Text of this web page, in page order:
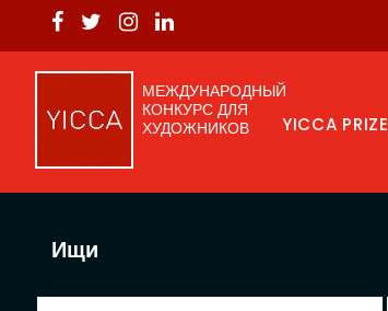
МЕЖДУНАРОДНЫЙ
КОНКУРС ДЛЯ
ХУДОЖНИКОВ
YICCA PRIZE
Ищи